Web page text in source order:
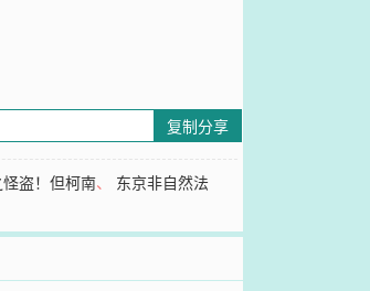
复制分享
盗！但柯南、 东京非自然法